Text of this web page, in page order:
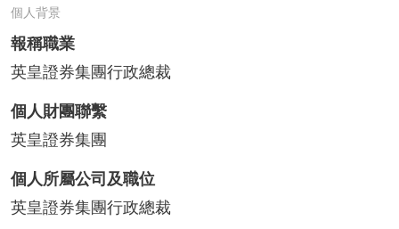
個人背景
報稱職業
英皇證券集團行政總裁
個人財團聯繫
英皇證券集團
個人所屬公司及職位
英皇證券集團行政總裁